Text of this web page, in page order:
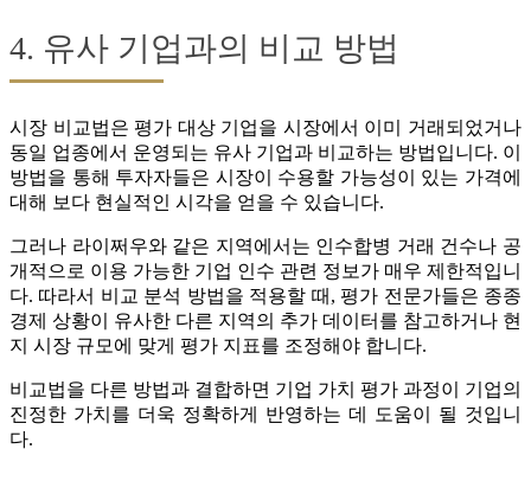
4. 유사 기업과의 비교 방법
시장 비교법은 평가 대상 기업을 시장에서 이미 거래되었거나
동일 업종에서 운영되는 유사 기업과 비교하는 방법입니다. 이
방법을 통해 투자자들은 시장이 수용할 가능성이 있는 가격에
대해 보다 현실적인 시각을 얻을 수 있습니다.
그러나 라이쩌우와 같은 지역에서는 인수합병 거래 건수나 공
개적으로 이용 가능한 기업 인수 관련 정보가 매우 제한적입니
다. 따라서 비교 분석 방법을 적용할 때, 평가 전문가들은 종종
경제 상황이 유사한 다른 지역의 추가 데이터를 참고하거나 현
지 시장 규모에 맞게 평가 지표를 조정해야 합니다.
비교법을 다른 방법과 결합하면 기업 가치 평가 과정이 기업의
진정한 가치를 더욱 정확하게 반영하는 데 도움이 될 것입니
다.